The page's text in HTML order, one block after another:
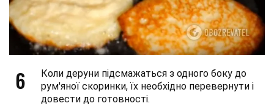
6
Коли деруни підсмажаться з одного боку до
рум'яної скоринки, їх необхідно перевернути і
довести до готовності.